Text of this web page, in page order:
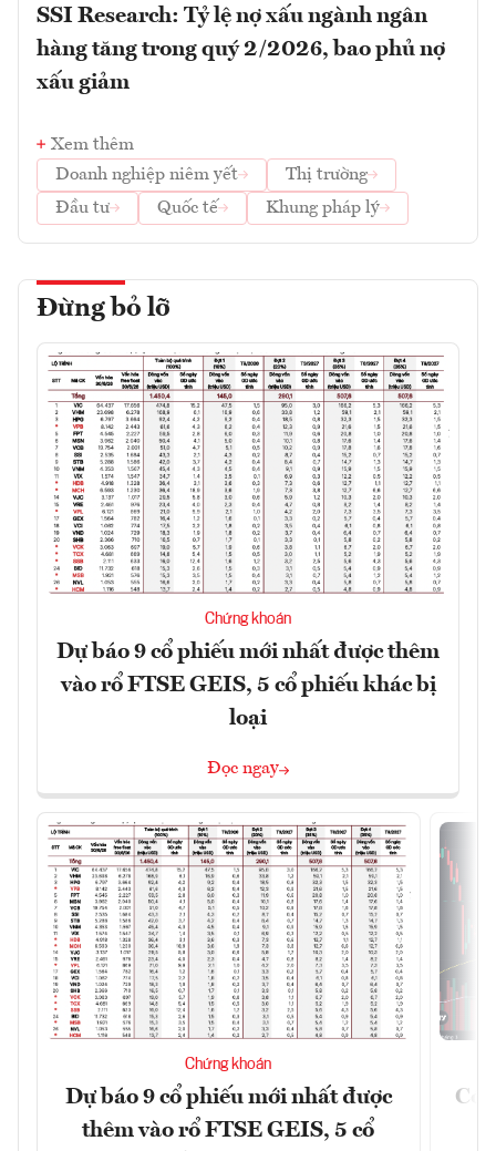
SSI Research: Tỷ lệ nợ xấu ngành ngân
hàng tăng trong quý 2/2026, bao phủ nợ
xấu giảm
Xem thêm
Doanh nghiệp niêm yết
Thị trường
Đầu tư
Quốc tế Khung pháp lý
Đừng bỏ lỡ
Chứng khoán
Dự báo 9 cổ phiếu mới nhất được thêm
vào rổ FTSE GEIS, 5 cổ phiếu khác bị
loại
Đọc ngay
Chứng khoán
Dự báo 9 cổ phiếu mới nhất được
thêm vào rổ FTSE GEIS, 5 cổ
Có